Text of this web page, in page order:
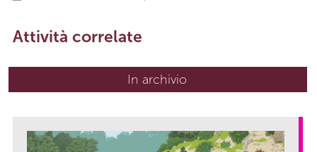
Attività correlate
In archivio